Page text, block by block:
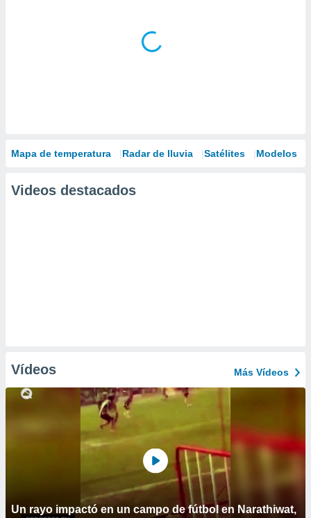
Mapa de temperatura Radar de lluvia Satélites Modelos
Videos destacados
Vídeos Más Vídeos
Un rayo impactó en un campo de fútbol en Narathiwat,